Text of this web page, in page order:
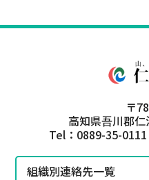
〒
高知県吾川郡
Tel：0889-35-
組織別連絡先一覧